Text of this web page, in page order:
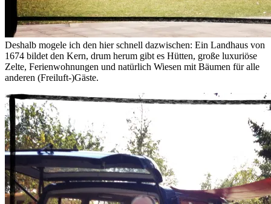
Deshalb mogele ich den hier schnell dazwischen: Ein Landhaus von
1674 bildet den Kern, drum herum gibt es Hütten, große luxuriöse
Zelte, Ferienwohnungen und natürlich Wiesen mit Bäumen für alle
anderen (Freiluft-)Gäste.